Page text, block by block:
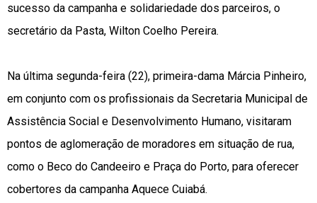
sucesso da campanha e solidariedade dos parceiros, o
secretário da Pasta, Wilton Coelho Pereira.
Na última segunda-feira (22), primeira-dama Márcia Pinheiro,
em conjunto com os profissionais da Secretaria Municipal de
Assistência Social e Desenvolvimento Humano, visitaram
pontos de aglomeração de moradores em situação de rua,
como o Beco do Candeeiro e Praça do Porto, para oferecer
cobertores da campanha Aquece Cuiabá.